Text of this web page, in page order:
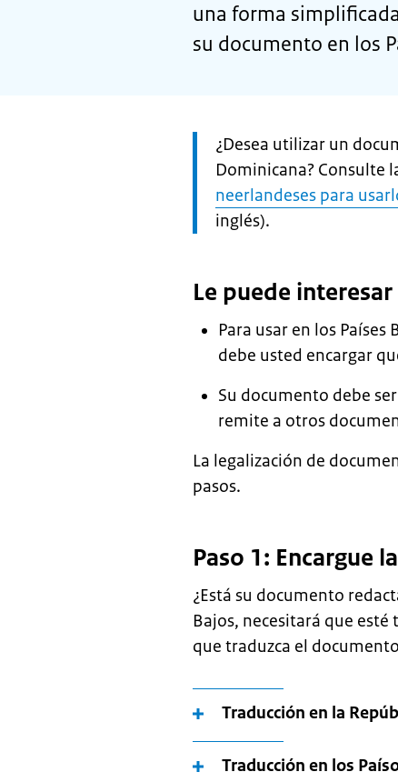
una forma
su documento en los
Let
op:
¿Desea utilizar un
Dominicana? Consulte
neerlandeses para
inglés).
Le puede interesar
Para usar en los
debe usted encargar
Su documento debe
remite a otros
La legalización de
pasos.
Paso 1: Encargue
¿Está su documento
Bajos, necesitará que
que traduzca el
Traducción en la
Traducción en los